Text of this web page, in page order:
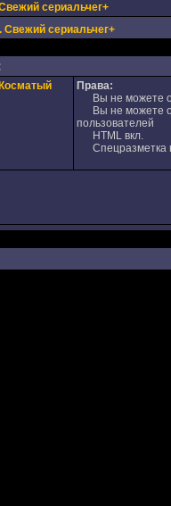
сериальчег+
Свежий сериальчег+
Косматый
Права:
Вы не можете
Вы не можете
пользователей
HTML вкл.
Спецразметка